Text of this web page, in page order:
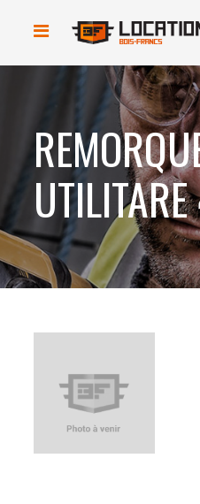
UTILITARE